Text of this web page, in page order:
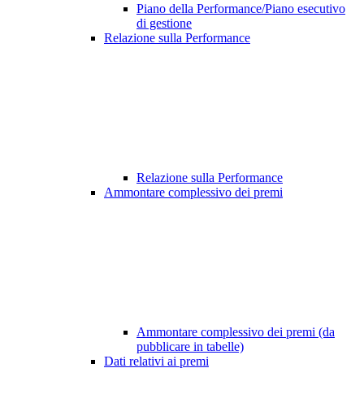
Piano della Performance/Piano esecutivo
di gestione
Relazione sulla Performance
Relazione sulla Performance
Ammontare complessivo dei premi
Ammontare complessivo dei premi (da
pubblicare in tabelle)
Dati relativi ai premi